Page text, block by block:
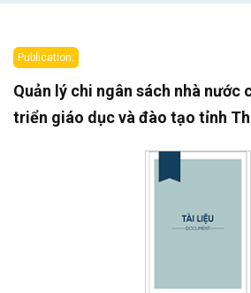
Publication:
Quản lý chi ngân sách nhà nước
triển giáo dục và đào tạo tỉnh